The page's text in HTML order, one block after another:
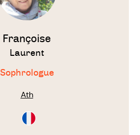
Françoise
Laurent
Sophrologue
Ath
Consultation
en